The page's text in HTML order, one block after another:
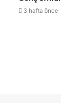
3 hafta önce